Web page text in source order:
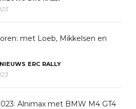
met Loeb, Mikkelsen en
ERC RALLY
Alnimax met BMW M4 GT4